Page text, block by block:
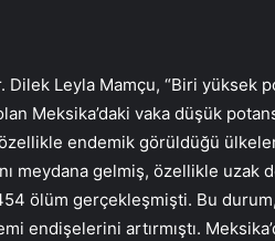
Leyla Mamçu, “Biri yüksek
Meksika’daki vaka düşük
endemik görüldüğü
meydana gelmiş, özellikle uzak
ölüm gerçekleşmişti. Bu
endişelerini artırmıştı.